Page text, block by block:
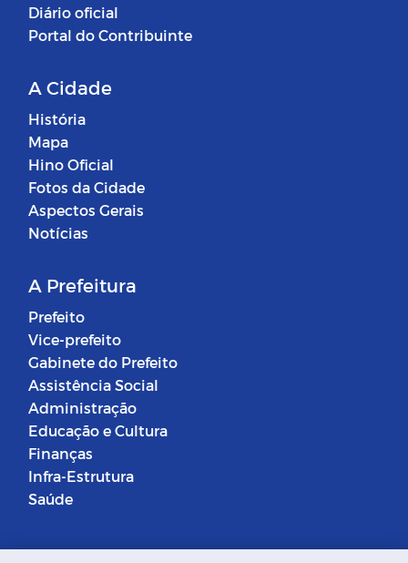
Diário oficial
Portal do Contribuinte
A Cidade
História
Mapa
Hino Oficial
Fotos da Cidade
Aspectos Gerais
Notícias
A Prefeitura
Prefeito
Vice-prefeito
Gabinete do Prefeito
Assistência Social
Administração
Educação e Cultura
Finanças
Infra-Estrutura
Saúde